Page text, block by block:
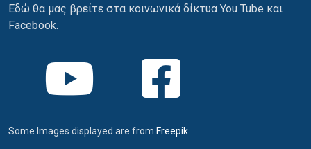
Εδώ θα μας βρείτε στα κοινωνικά δίκτυα You Tube και
Facebook.
Some Images displayed are from Freepik